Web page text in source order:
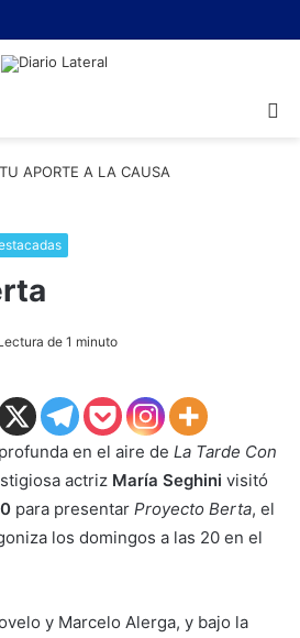
de 1 minuto
en el aire de La Tarde Con
actriz María Seghini visitó
para presentar Proyecto Berta, el
los domingos a las 20 en el
y Marcelo Alerga, y bajo la